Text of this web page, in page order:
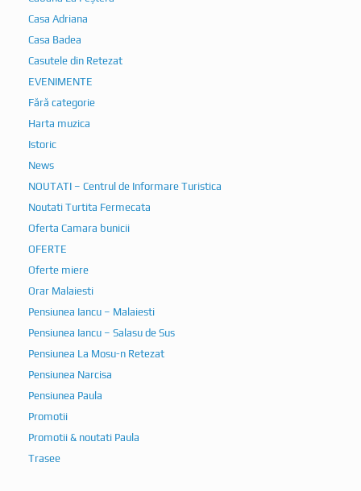
Casa Adriana
Casa Badea
Casutele din Retezat
EVENIMENTE
Fără categorie
Harta muzica
Istoric
News
NOUTATI – Centrul de Informare Turistica
Noutati Turtita Fermecata
Oferta Camara bunicii
OFERTE
Oferte miere
Orar Malaiesti
Pensiunea Iancu – Malaiesti
Pensiunea Iancu – Salasu de Sus
Pensiunea La Mosu-n Retezat
Pensiunea Narcisa
Pensiunea Paula
Promotii
Promotii & noutati Paula
Trasee